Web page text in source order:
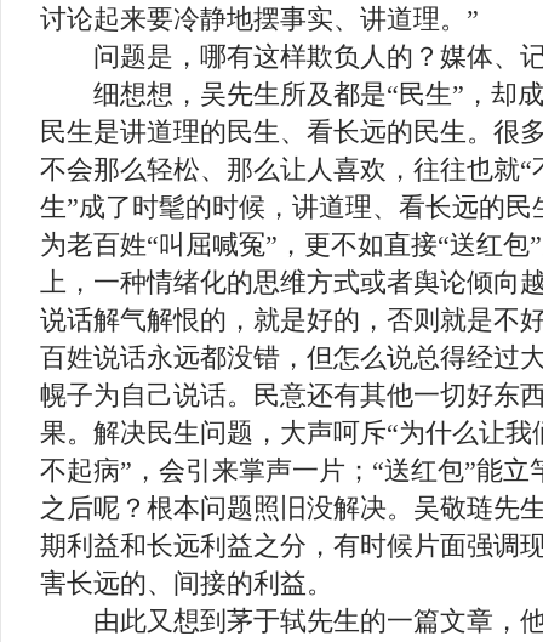
讨论起来要冷静地摆事实、讲道理。”
问题是，哪有这样欺负人的？媒体、
细想想，吴先生所及都是“民生”，却
民生是讲道理的民生、看长远的民生。很
不会那么轻松、那么让人喜欢，往往也就“
生”成了时髦的时候，讲道理、看长远的
为老百姓“叫屈喊冤”，更不如直接“送红包
上，一种情绪化的思维方式或者舆论倾向
说话解气解恨的，就是好的，否则就是不
百姓说话永远都没错，但怎么说总得经过
幌子为自己说话。民意还有其他一切好东
果。解决民生问题，大声呵斥“为什么让
不起病”，会引来掌声一片；“送红包”能
之后呢？根本问题照旧没解决。吴敬琏先
期利益和长远利益之分，有时候片面强调
害长远的、间接的利益。
由此又想到茅于轼先生的一篇文章，他